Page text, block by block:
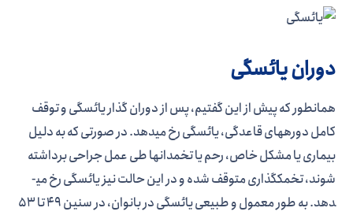
دوران یائسگی
همانطور که پیش از این گفتیم، پس از دوران گذار یائسگی و توقف
کامل دوره­های قاعدگی، یائسگی رخ می­دهد. در صورتی که به دلیل
بیماری یا مشکل خاص، رحم یا تخمدان­ها طی عمل جراحی برداشته
شوند، تخمک­گذاری متوقف شده و در این حالت نیز یائسگی رخ می­
دهد. به طور معمول و طبیعی یائسگی در بانوان، در سنین 49 تا 53